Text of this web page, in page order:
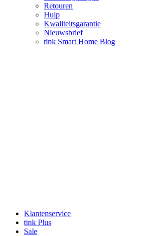
Retouren
Hulp
Kwaliteitsgarantie
Nieuwsbrief
tink Smart Home Blog
Klantenservice
tink Plus
Sale